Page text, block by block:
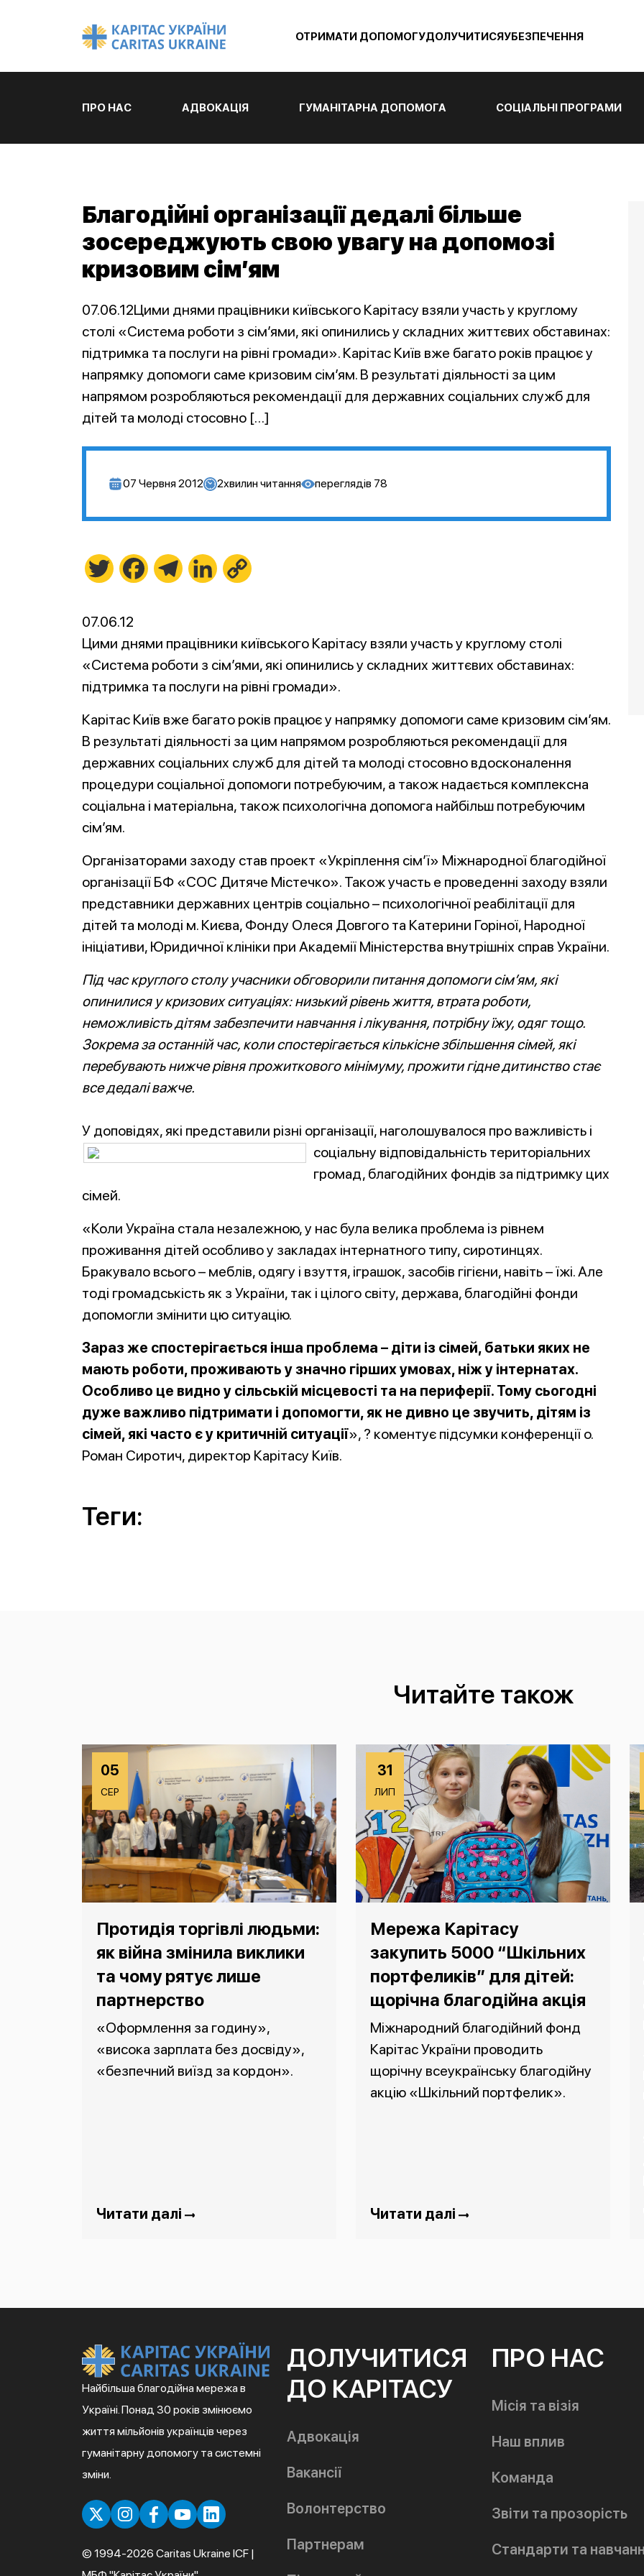
ОТРИМАТИ ДОПОМОГУДОЛУЧИТИСЯУБЕЗПЕЧЕННЯ
ПРО НАС АДВОКАЦІЯ ГУМАНІТАРНА ДОПОМОГА СОЦІАЛЬНІ ПРОГРАМИ
Благодійні організації дедалі більше
зосереджують свою увагу на допомозі
кризовим сім’ям
07.06.12Цими днями працівники київського Карітасу взяли участь у круглому
столі «Система роботи з сім’ями, які опинились у складних життєвих обставинах:
підтримка та послуги на рівні громади». Карітас Київ вже багато років працює у
напрямку допомоги саме кризовим сім’ям. В результаті діяльності за цим
напрямом розробляються рекомендації для державних соціальних служб для
дітей та молоді стосовно […]
07 Червня 2012 2хвилин читання переглядів 78
Twitter FacebookTelegramLinkedIn
07.06.12
Цими днями працівники київського Карітасу взяли участь у круглому столі
«Система роботи з сім’ями, які опинились у складних життєвих обставинах:
підтримка та послуги на рівні громади».
Карітас Київ вже багато років працює у напрямку допомоги саме кризовим сім’ям.
В результаті діяльності за цим напрямом розробляються рекомендації для
державних соціальних служб для дітей та молоді стосовно вдосконалення
процедури соціальної допомоги потребуючим, а також надається комплексна
соціальна і матеріальна, також психологічна допомога найбільш потребуючим
сім’ям.
Організаторами заходу став проект «Укріплення сім’ї» Міжнародної благодійної
організації БФ «СОС Дитяче Містечко». Також участь e проведенні заходу взяли
представники державних центрів соціально – психологічної реабілітації для
дітей та молоді м. Києва, Фонду Олеся Довгого та Катерини Горіної, Народної
ініціативи, Юридичної клініки при Академії Міністерства внутрішніх справ України.
Під час круглого столу учасники обговорили питання допомоги сім’ям, які
опинилися у кризових ситуаціях: низький рівень життя, втрата роботи,
неможливість дітям забезпечити навчання і лікування, потрібну їжу, одяг тощо.
Зокрема за останній час, коли спостерігається кількісне збільшення сімей, які
перебувають нижче рівня прожиткового мінімуму, прожити гідне дитинство стає
все дедалі важче.
У доповідях, які представили різні організації, наголошувалося про важливість і
соціальну відповідальність територіальних
громад, благодійних фондів за підтримку цих
сімей.
«Коли Україна стала незалежною, у нас була велика проблема із рівнем
проживання дітей особливо у закладах інтернатного типу, сиротинцях.
Бракувало всього – меблів, одягу і взуття, іграшок, засобів гігієни, навіть – їжі. Але
тоді громадськість як з України, так і цілого світу, держава, благодійні фонди
допомогли змінити цю ситуацію.
Зараз же спостерігається інша проблема – діти із сімей, батьки яких не
мають роботи, проживають у значно гірших умовах, ніж у інтернатах.
Особливо це видно у сільській місцевості та на периферії. Тому сьогодні
дуже важливо підтримати і допомогти, як не дивно це звучить, дітям із
сімей, які часто є у критичній ситуації», ? коментує підсумки конференції о.
Роман Сиротич, директор Карітасу Київ.
Теги:
Читайте також
05
СЕР
Протидія торгівлі людьми:
як війна змінила виклики
та чому рятує лише
партнерство
«Оформлення за годину»,
«висока зарплата без досвіду»,
«безпечний виїзд за кордон».
Читати далі
31
ЛИП
Мережа Карітасу
закупить 5000 “Шкільних
портфеликів” для дітей:
щорічна благодійна акція
Міжнародний благодійний фонд
Карітас України проводить
щорічну всеукраїнську благодійну
акцію «Шкільний портфелик».
Читати далі
Найбільша благодійна мережа в
Україні. Понад 30 років змінюємо
життя мільйонів українців через
гуманітарну допомогу та системні
зміни.
© 1994-2026 Caritas Ukraine ICF |
ДОЛУЧИТИСЯ
ДО КАРІТАСУ
Адвокація
Вакансії
Волонтерство
Партнерам
ПРО НАС
Місія та візія
Наш вплив
Команда
Звіти та прозорість
Стандарти та